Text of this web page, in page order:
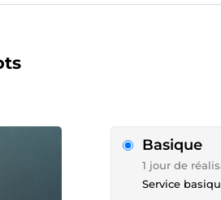
Basique
1 jour de
Service